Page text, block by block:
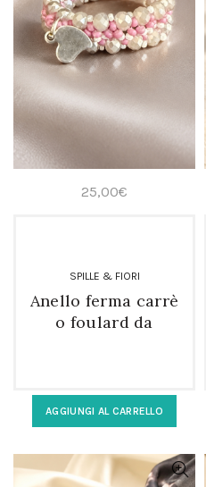
nella
pagina
del
prodotto
25,00€
SPILLE & FIORI
Anello ferma carrè
o foulard da
AGGIUNGI AL CARRELLO